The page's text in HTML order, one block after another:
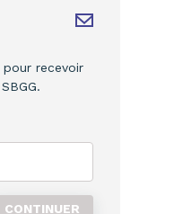
recevoir